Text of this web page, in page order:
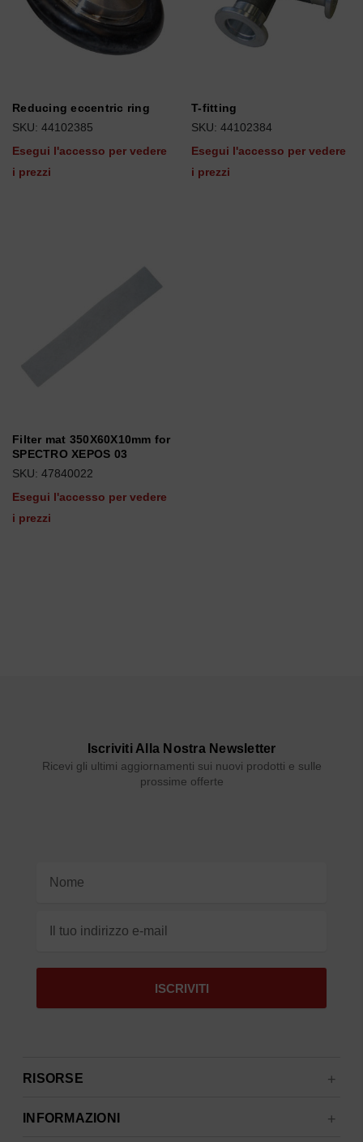
Reducing eccentric ring
SKU: 44102385
Esegui l'accesso per vedere
i prezzi
T-fitting
SKU: 44102384
Esegui l'accesso per vedere
i prezzi
Filter mat 350X60X10mm for
SPECTRO XEPOS 03
SKU: 47840022
Esegui l'accesso per vedere
i prezzi
Iscriviti Alla Nostra Newsletter
Ricevi gli ultimi aggiornamenti sui nuovi prodotti e sulle
prossime offerte
RISORSE
INFORMAZIONI